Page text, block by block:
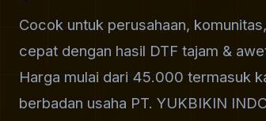
Cocok untuk perusahaan,
cepat dengan hasil DTF tajam &
Harga mulai dari 45.000 termasuk
berbadan usaha PT. YUKBIKIN